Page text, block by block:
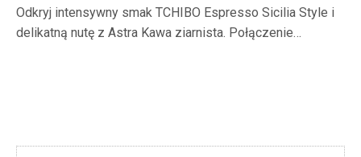
Odkryj intensywny smak TCHIBO Espresso Sicilia Style i
delikatną nutę z Astra Kawa ziarnista. Połączenie…